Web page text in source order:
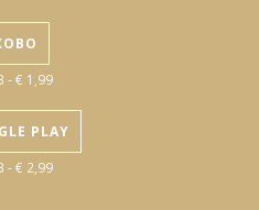
- € 1,99
PLAY
- € 2,99